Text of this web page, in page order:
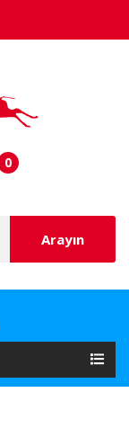
0
Arayın